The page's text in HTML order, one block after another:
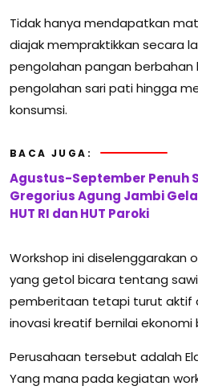
Tidak hanya mendapatkan
diajak mempraktikkan secara
pengolahan pangan berbahan
pengolahan sari pati hingga
konsumsi.
BACA JUGA:
Agustus-September Penuh
Gregorius Agung Jambi
HUT RI dan HUT Paroki
Workshop ini diselenggarakan
yang getol bicara tentang
pemberitaan tetapi turut aktif
inovasi kreatif bernilai ekonomi
Perusahaan tersebut adalah
Yang mana pada kegiatan